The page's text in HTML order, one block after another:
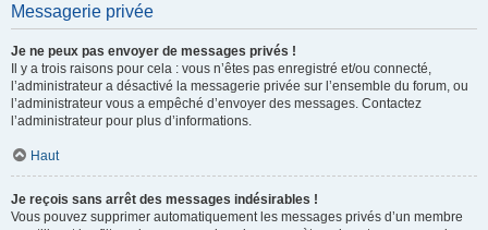
Messagerie privée
Je ne peux pas envoyer de messages privés !
Il y a trois raisons pour cela : vous n’êtes pas enregistré et/ou connecté,
l’administrateur a désactivé la messagerie privée sur l’ensemble du forum, ou
l’administrateur vous a empêché d’envoyer des messages. Contactez
l’administrateur pour plus d’informations.
Haut
Je reçois sans arrêt des messages indésirables !
Vous pouvez supprimer automatiquement les messages privés d’un membre